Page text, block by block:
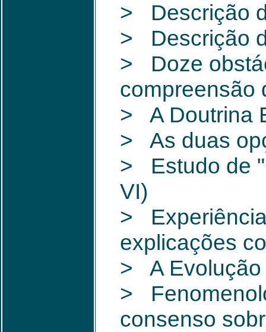
> Descrição
> Descrição
> Doze
compreensão
> A Doutrina
> As duas
> Estudo de
VI)
>
explicações
> A Evolução
>
consenso